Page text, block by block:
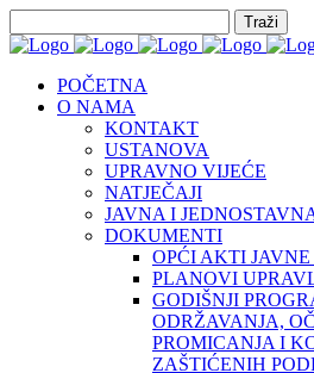
POČETNA
O NAMA
KONTAKT
USTANOVA
UPRAVNO VIJEĆE
NATJEČAJI
JAVNA I
DOKUMENTI
OPĆI AKTI
PLANOVI
GODIŠNJI
ODRŽAVANJA,
PROMICANJA I
ZAŠTIĆENIH